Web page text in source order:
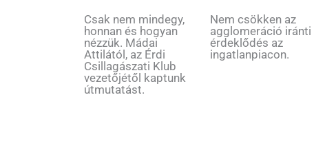
Csak nem mindegy,
honnan és hogyan
nézzük. Mádai
Attilától, az Érdi
Csillagászati Klub
vezetőjétől kaptunk
útmutatást.
Nem csökken az
agglomeráció iránti
érdeklődés az
ingatlanpiacon.